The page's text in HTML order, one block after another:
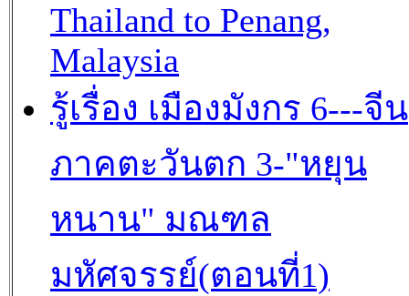
Thailand to Penang,
Malaysia
รู้เรื่อง เมืองมังกร 6---จีน
ภาคตะวันตก 3-"หยุน
หนาน" มณฑล
มหัศจรรย์(ตอนที่1)